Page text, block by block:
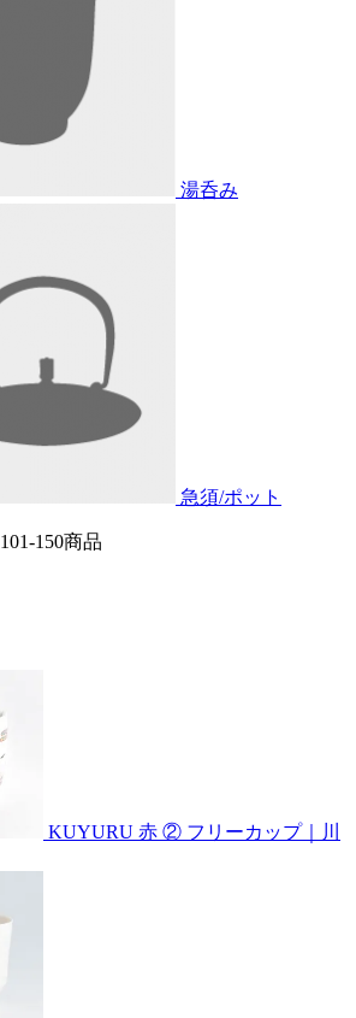
湯呑み
急須/ポット
101-150商品
KUYURU 赤 ② フリーカップ｜川